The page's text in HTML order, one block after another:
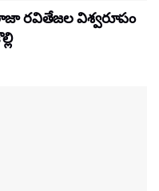
విశ్వరూపం